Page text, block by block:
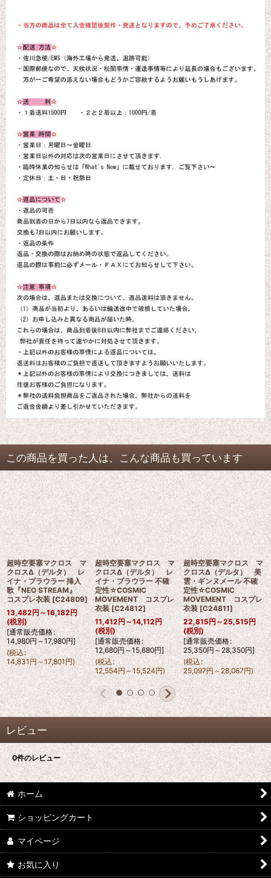
この商品を買った人は、こんな商品も買っています
超時空要塞マクロス マ
クロスΔ（デルタ） レ
イナ・プラウラー 挿入
歌『NEO STREAM』
コスプレ衣装 [C24809]
13,482円～16,182円
(税別)
[通常販売価格:
14,980円～17,980円]
(税込:
14,831円～17,801円)
超時空要塞マクロス マ
クロスΔ（デルタ） レ
イナ・プラウラー 不確
定性☆COSMIC
MOVEMENT コスプレ
衣装 [C24812]
11,412円～14,112円
(税別)
[通常販売価格:
12,680円～15,680円]
(税込:
12,554円～15,524円)
超時空要塞マクロス マ
クロスΔ（デルタ） 美
雲・ギンヌメール 不確
定性☆COSMIC
MOVEMENT コスプレ
衣装 [C24811]
22,815円～25,515円
(税別)
[通常販売価格:
25,350円～28,350円]
(税込:
25,097円～28,067円)
レビュー
0件のレビュー
ホーム
ショッピングカート
マイページ
お気に入り